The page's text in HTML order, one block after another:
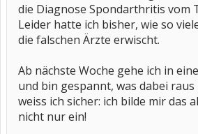
die Diagnose Spondarthritis vom
Leider hatte ich bisher, wie so
die falschen Ärzte erwischt.
Ab nächste Woche gehe ich in
und bin gespannt, was dabei
weiss ich sicher: ich bilde mir das
nicht nur ein!